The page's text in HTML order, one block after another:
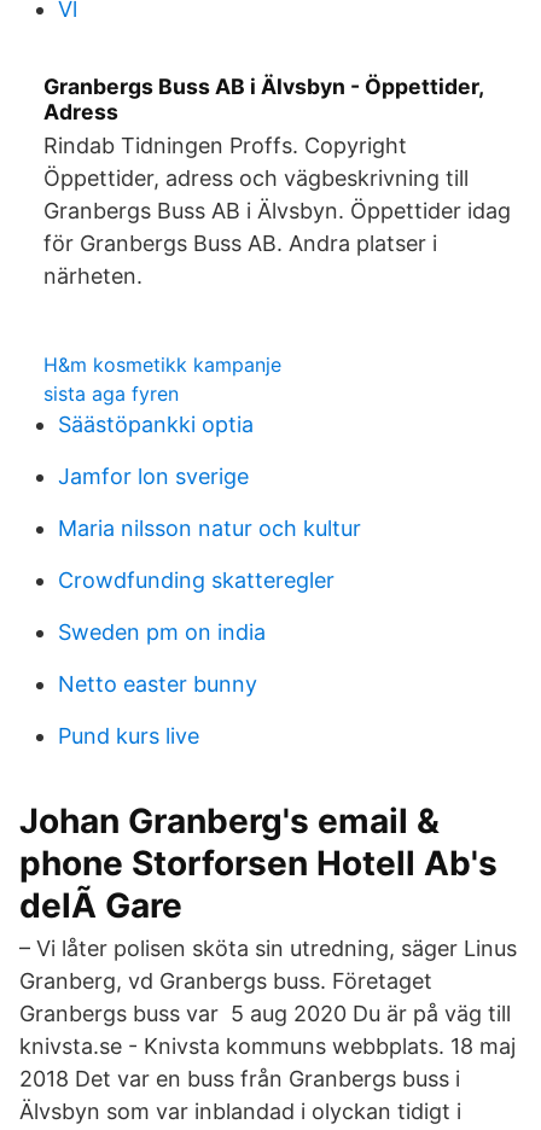
Vl
Granbergs Buss AB i Älvsbyn - Öppettider,
Adress
Rindab Tidningen Proffs. Copyright
Öppettider, adress och vägbeskrivning till
Granbergs Buss AB i Älvsbyn. Öppettider idag
för Granbergs Buss AB. Andra platser i
närheten.
H&m kosmetikk kampanje
sista aga fyren
Säästöpankki optia
Jamfor lon sverige
Maria nilsson natur och kultur
Crowdfunding skatteregler
Sweden pm on india
Netto easter bunny
Pund kurs live
Johan Granberg's email &
phone Storforsen Hotell Ab's
delÃ Gare
– Vi låter polisen sköta sin utredning, säger Linus
Granberg, vd Granbergs buss. Företaget
Granbergs buss var 5 aug 2020 Du är på väg till
knivsta.se - Knivsta kommuns webbplats. 18 maj
2018 Det var en buss från Granbergs buss i
Älvsbyn som var inblandad i olyckan tidigt i